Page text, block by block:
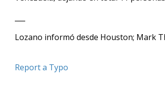
Lozano informó desde Houston; Mark
Report a Typo